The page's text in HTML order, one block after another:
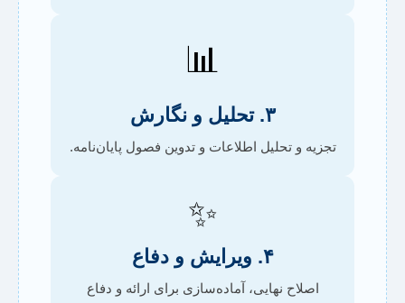
📊
۳. تحلیل و نگارش
تجزیه و تحلیل اطلاعات و تدوین فصول پایان‌نامه.
✨
۴. ویرایش و دفاع
اصلاح نهایی، آماده‌سازی برای ارائه و دفاع